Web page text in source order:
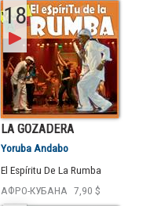
18
LA GOZADERA
Yoruba Andabo
El Espíritu De La Rumba
АФРО-КУБАНА 7,90 $